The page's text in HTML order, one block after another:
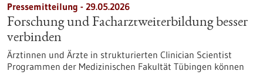
Pressemitteilung - 29.05.2026
Forschung und Facharztweiterbildung besser
verbinden
Ärztinnen und Ärzte in strukturierten Clinician Scientist
Programmen der Medizinischen Fakultät Tübingen können